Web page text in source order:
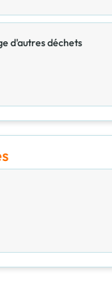
d'autres déchets